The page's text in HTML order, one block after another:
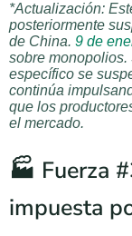
*Actualización:
posteriormente
de China. 9 de
sobre
específico se
continúa
que los
el mercado.
🏭 Fuerza
impuesta